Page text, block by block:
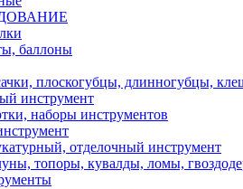
баллоны
плоскогубцы, длинногубцы,
инструмент
наборы инструментов
отделочный инструмент
топоры, кувалды, ломы,